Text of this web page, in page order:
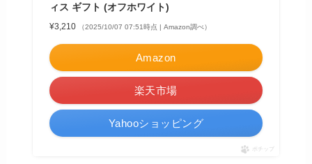
ィス ギフト (オフホワイト)
¥3,210 （2025/10/07 07:51時点 | Amazon調べ）
Amazon
楽天市場
Yahooショッピング
ポチップ